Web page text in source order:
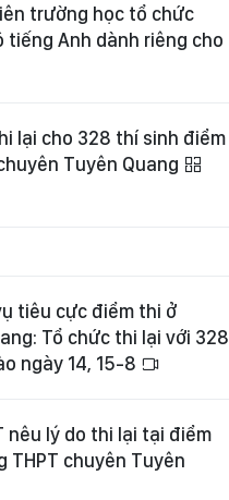
trường học tổ chức
tiếng Anh dành riêng cho
lại cho 328 thí sinh điểm
Tuyên Quang
tiêu cực điểm thi ở
Tổ chức thi lại với 328
ngày 14, 15-8
nêu lý do thi lại tại điểm
THPT chuyên Tuyên